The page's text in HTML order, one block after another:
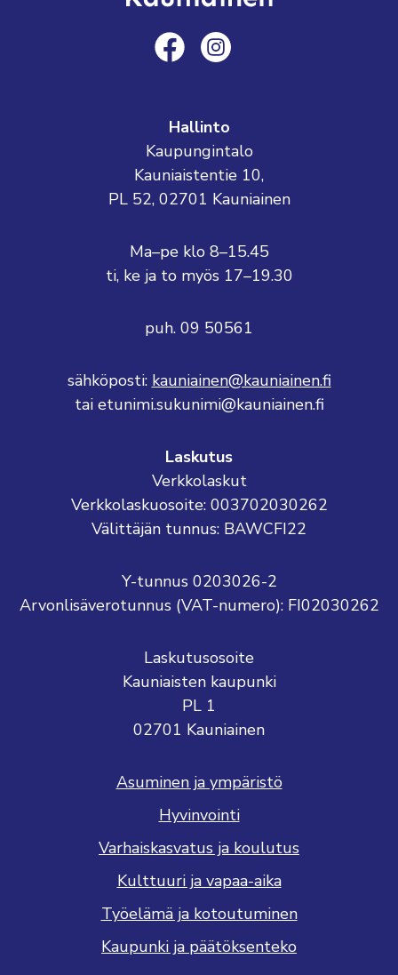
Hallinto
Kaupungintalo
Kauniaistentie 10,
PL 52, 02701 Kauniainen
Ma–pe klo 8–15.45
ti, ke ja to myös 17–19.30
puh. 09 50561
sähköposti: kauniainen@kauniainen.fi
tai etunimi.sukunimi@kauniainen.fi
Laskutus
Verkkolaskut
Verkkolaskuosoite: 003702030262
Välittäjän tunnus: BAWCFI22
Y-tunnus 0203026-2
Arvonlisäverotunnus (VAT-numero): FI02030262
Laskutusosoite
Kauniaisten kaupunki
PL 1
02701 Kauniainen
Asuminen ja ympäristö
Hyvinvointi
Varhaiskasvatus ja koulutus
Kulttuuri ja vapaa-aika
Työelämä ja kotoutuminen
Kaupunki ja päätöksenteko